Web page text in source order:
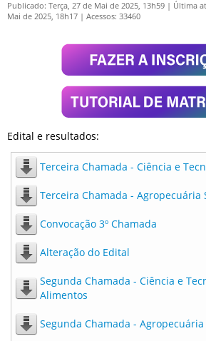
Publicado: Terça, 27 de Mai de 2025, 13h59 | Última
Mai de 2025, 18h17 | Acessos: 33460
Edital e resultados:
Terceira Chamada - Ciência e
Terceira Chamada - Agropecuária
Convocação 3º Chamada
Alteração do Edital
Segunda Chamada - Ciência e
Alimentos
Segunda Chamada -